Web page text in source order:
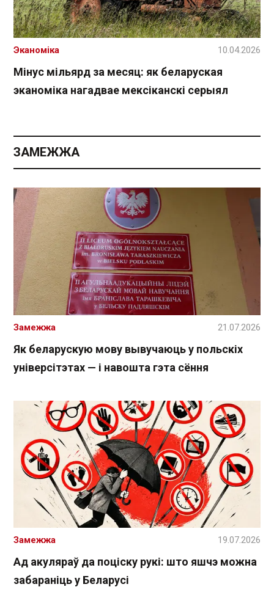
Мінус мільярд за месяц: як беларуская
эканоміка нагадвае мексіканскі серыял
Эканоміка 10.04.2026
ЗАМЕЖЖА
Як беларускую мову вывучаюць у польскіх
універсітэтах — і навошта гэта сёння
Замежжа 21.07.2026
Ад акуляраў да поціску рукі: што яшчэ можна
забараніць у Беларусі
Замежжа 19.07.2026